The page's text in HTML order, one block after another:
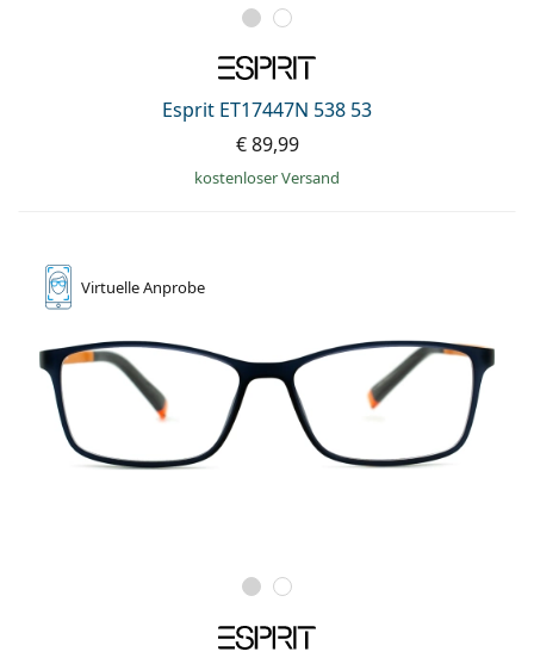
Esprit ET17447N 538 53
€ 89,99
kostenloser Versand
VirtuelleAnprobe